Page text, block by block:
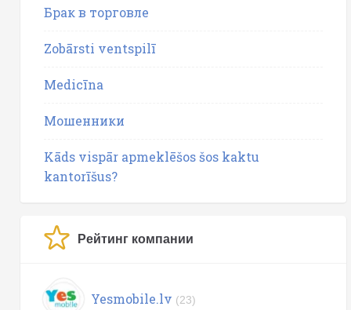
Брак в торговле
Zobārsti ventspilī
Medicīna
Мошенники
Kāds vispār apmeklēšos šos kaktu
kantorīšus?
Рейтинг компании
Yesmobile.lv (23)